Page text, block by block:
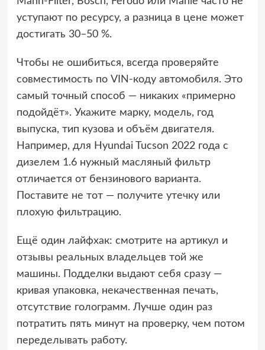
уступают по ресурсу, а разница в цене может
достигать 30–50 %.
Чтобы не ошибиться, всегда проверяйте
совместимость по VIN-коду автомобиля. Это
самый точный способ — никаких «примерно
подойдёт». Укажите марку, модель, год
выпуска, тип кузова и объём двигателя.
Например, для Hyundai Tucson 2022 года с
дизелем 1.6 нужный масляный фильтр
отличается от бензинового варианта.
Поставите не тот — получите утечку или
плохую фильтрацию.
Ещё один лайфхак: смотрите на артикул и
отзывы реальных владельцев той же
машины. Подделки выдают себя сразу —
кривая упаковка, некачественная печать,
отсутствие голограмм. Лучше один раз
потратить пять минут на проверку, чем потом
переделывать работу.